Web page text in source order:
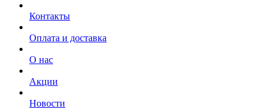
Контакты
Оплата и доставка
О нас
Акции
Новости